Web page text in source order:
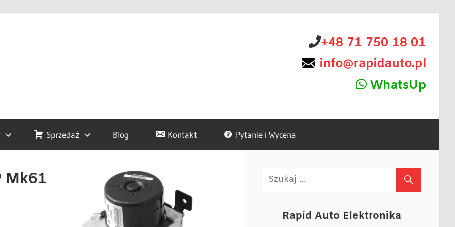
+48 71 750 18 01
WhatsUp
Sprzedaż Blog Kontakt Pytanie i Wycena
Mk61
Rapid Auto Elektronika